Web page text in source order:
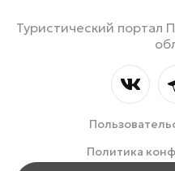
Туристический портал
Политика